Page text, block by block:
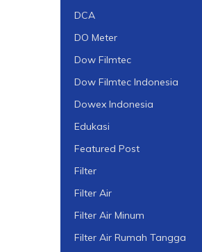
DCA
DO Meter
Dow Filmtec
Dow Filmtec Indonesia
Dowex Indonesia
Edukasi
Featured Post
Filter
Filter Air
Filter Air Minum
Filter Air Rumah Tangga